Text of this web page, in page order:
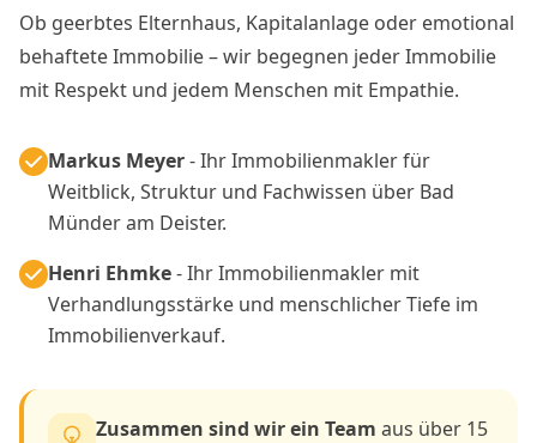
Ob geerbtes Elternhaus, Kapitalanlage oder emotional
behaftete Immobilie – wir begegnen jeder Immobilie
mit Respekt und jedem Menschen mit Empathie.
Markus Meyer- Ihr Immobilienmakler für
Weitblick, Struktur und Fachwissen über Bad
Münder am Deister.
Henri Ehmke- Ihr Immobilienmakler mit
Verhandlungsstärke und menschlicher Tiefe im
Immobilienverkauf.
Zusammen sind wir ein Team aus über 15